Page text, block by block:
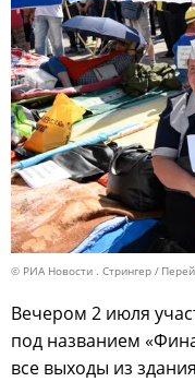
© РИА Новости . Стрингер
Вечером 2 июля
под названием
все выходы из